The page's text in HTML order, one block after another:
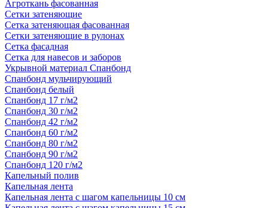
Агроткань фасованная
Сетки затеняющие
Сетка затеняющая фасованная
Сетки затеняющие в рулонах
Сетка фасадная
Сетка для навесов и заборов
Укрывной материал Спанбонд
Спанбонд мульчирующий
Спанбонд белый
Спанбонд 17 г/м2
Спанбонд 30 г/м2
Спанбонд 42 г/м2
Спанбонд 60 г/м2
Спанбонд 80 г/м2
Спанбонд 90 г/м2
Спанбонд 120 г/м2
Капельный полив
Капельная лента
Капельная лента с шагом капельницы 10 см